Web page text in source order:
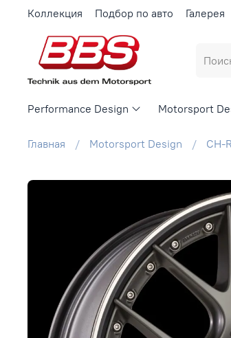
Коллекция Подбор по авто Галерея
Performance Design Motorsport
Главная Motorsport Design CH-